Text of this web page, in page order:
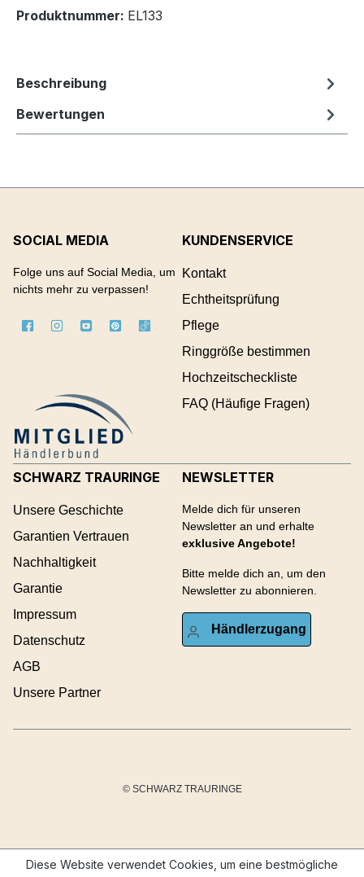
Produktnummer: EL133
Beschreibung
Bewertungen
SOCIAL MEDIA
Folge uns auf Social Media, um
nichts mehr zu verpassen!
KUNDENSERVICE
Kontakt
Echtheitsprüfung
Pflege
Ringgröße bestimmen
Hochzeitscheckliste
FAQ (Häufige Fragen)
SCHWARZ TRAURINGE
Unsere Geschichte
Garantien Vertrauen
Nachhaltigkeit
Garantie
Impressum
Datenschutz
AGB
Unsere Partner
NEWSLETTER
Melde dich für unseren
Newsletter an und erhalte
exklusive Angebote!
Bitte melde dich an, um den
Newsletter zu abonnieren.
Händlerzugang
© SCHWARZ TRAURINGE
Diese Website verwendet Cookies, um eine bestmögliche